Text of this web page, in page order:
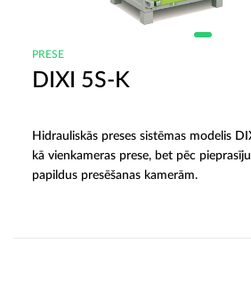
PRESE
DIXI 5S-K
Hidrauliskās preses sistēmas modelis
kā vienkameras prese, bet pēc
papildus presēšanas kamerām.